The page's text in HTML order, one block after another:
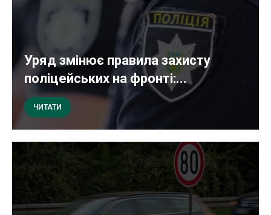
Уряд змінює правила захисту
поліцейських на фронті:...
ЧИТАТИ